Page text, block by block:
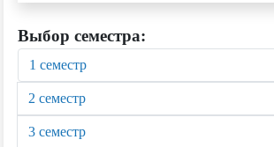
Выбор семестра:
1 семестр
2 семестр
3 семестр